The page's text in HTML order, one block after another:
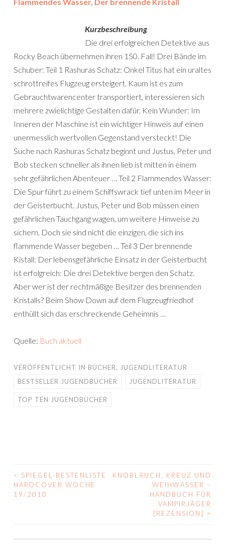
Kurzbeschreibung
Die drei erfolgreichen Detektive aus
Rocky Beach übernehmen ihren 150. Fall! Drei Bände im
Schuber: Teil 1 Rashuras Schatz: Onkel Titus hat ein uraltes
schrottreifes Flugzeug ersteigert. Kaum ist es zum
Gebrauchtwarencenter transportiert, interessieren sich
mehrere zwielichtige Gestalten dafür. Kein Wunder: Im
Inneren der Maschine ist ein wichtiger Hinweis auf einen
unermesslich wertvollen Gegenstand versteckt! Die
Suche nach Rashuras Schatz beginnt und Justus, Peter und
Bob stecken schneller als ihnen lieb ist mitten in einem
sehr gefährlichen Abenteuer … Teil 2 Flammendes Wasser:
Die Spur führt zu einem Schiffswrack tief unten im Meer in
der Geisterbucht. Justus, Peter und Bob müssen einen
gefährlichen Tauchgang wagen, um weitere Hinweise zu
sichern. Doch sie sind nicht die einzigen, die sich ins
flammende Wasser begeben … Teil 3 Der brennende
Kistall: Der lebensgefährliche Einsatz in der Geisterbucht
ist erfolgreich: Die drei Detektive bergen den Schatz.
Aber wer ist der rechtmäßige Besitzer des brennenden
Kristalls? Beim Show Down auf dem Flugzeugfriedhof
enthüllt sich das erschreckende Geheimnis …
Quelle: Buch aktuell
VERÖFFENTLICHT IN BÜCHER, JUGENDLITERATUR
BESTSELLER JUGENDBÜCHER
JUGENDLITERATUR
TOP TEN JUGENDBÜCHER
BEITRAGS-
NAVIGATION
<
SPIEGEL-BESTENLISTE
HARDCOVER WOCHE
19/2010
KNOBLAUCH, KREUZ UND
WEIHWASSER –
HANDBUCH FÜR
VAMPIRJÄGER
[REZENSION]
>